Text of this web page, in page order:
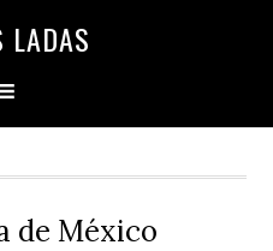
LADAS
de México